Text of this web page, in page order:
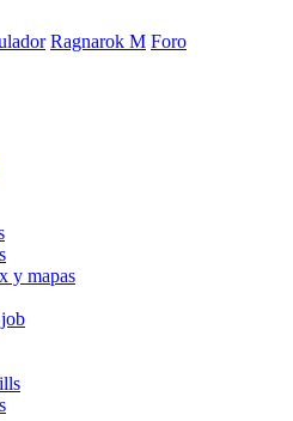
Ragnarok M Foro
y mapas